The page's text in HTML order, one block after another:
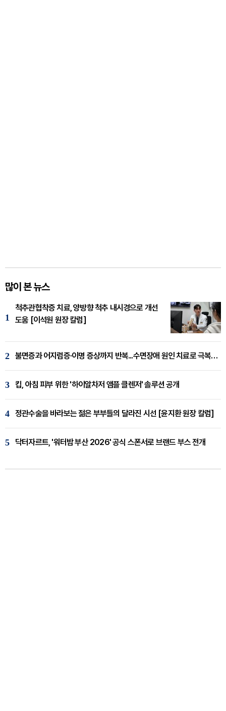
많이 본 뉴스
1
척추관협착증 치료, 양방향 척추 내시경으로 개선
도움 [이석원 원장 칼럼]
2 불면증과 어지럼증·이명 증상까지 반복...수면장애 원인 치료로 극복해야
3 킵, 아침 피부 위한 '하이알차저 앰플 클렌저' 솔루션 공개
4 정관수술을 바라보는 젊은 부부들의 달라진 시선 [윤지환 원장 칼럼]
5 닥터자르트, '워터밤 부산 2026' 공식 스폰서로 브랜드 부스 전개